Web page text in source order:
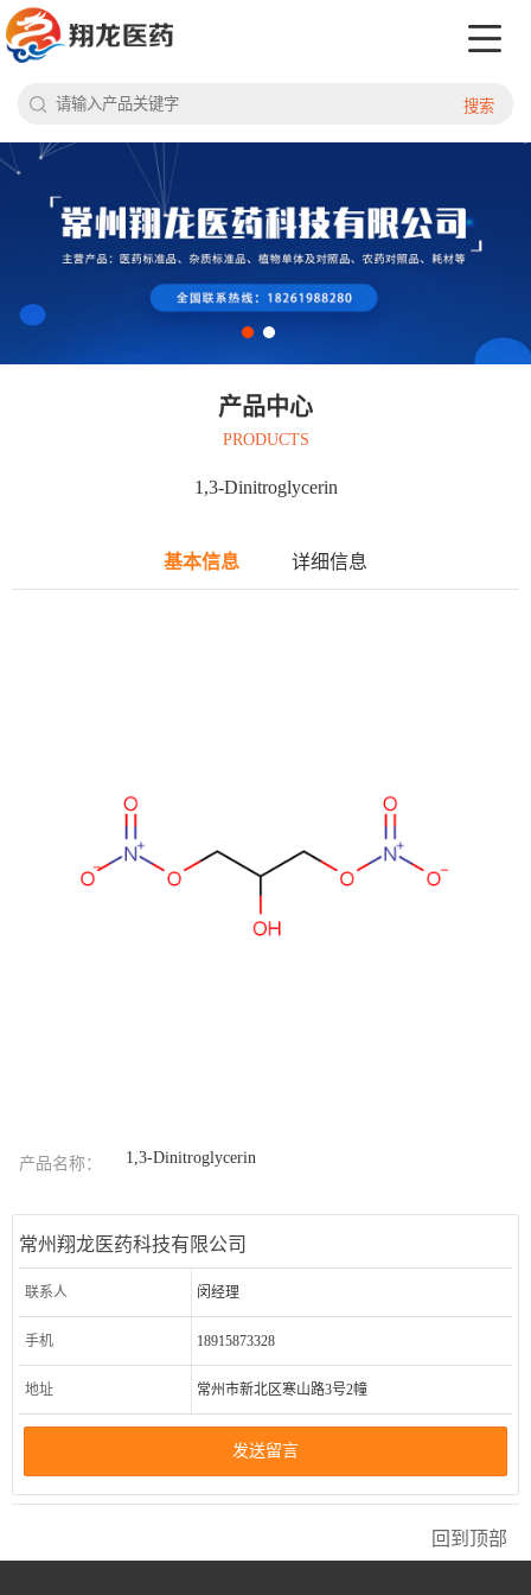
搜索
产品中心
PRODUCTS
1,3-Dinitroglycerin
基本信息 详细信息
产品名称： 1,3-Dinitroglycerin
常州翔龙医药科技有限公司
联系人 闵经理
手机 18915873328
地址 常州市新北区寒山路3号2幢
发送留言
回到顶部